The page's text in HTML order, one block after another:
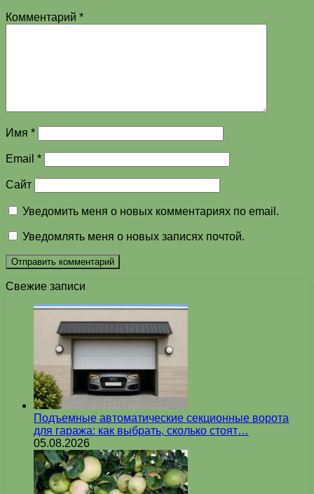
Комментарий *
Имя *
Email *
Сайт
Уведомить меня о новых комментариях по email.
Уведомлять меня о новых записях почтой.
Свежие записи
Подъемные автоматические секционные ворота
для гаража: как выбрать, сколько стоят…
05.08.2026